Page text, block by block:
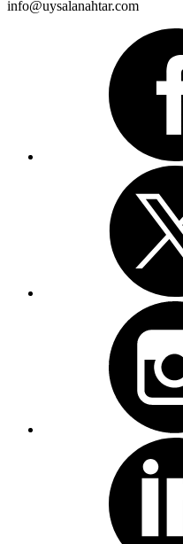
info@uysalanahtar.com